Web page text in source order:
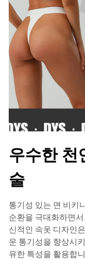
우수한 천
술
통기성 있는 면 비키
순환을 극대화하면
신적인 속옷 디자인
운 통기성을 향상시
유한 특성을 활용합